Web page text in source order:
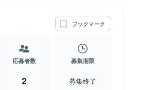
ブックマーク
応募者数
2
募集期限
募集終了